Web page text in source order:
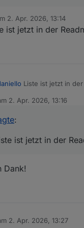
@ daniello
gibt es
es ist eine Nummer ..
2. Apr. 2026, 13:14
von
ist jetzt in der
Liste ist jetzt in der
2. Apr. 2026, 13:16
von
:
ist jetzt in der
Dank!
2. Apr. 2026, 13:27
von